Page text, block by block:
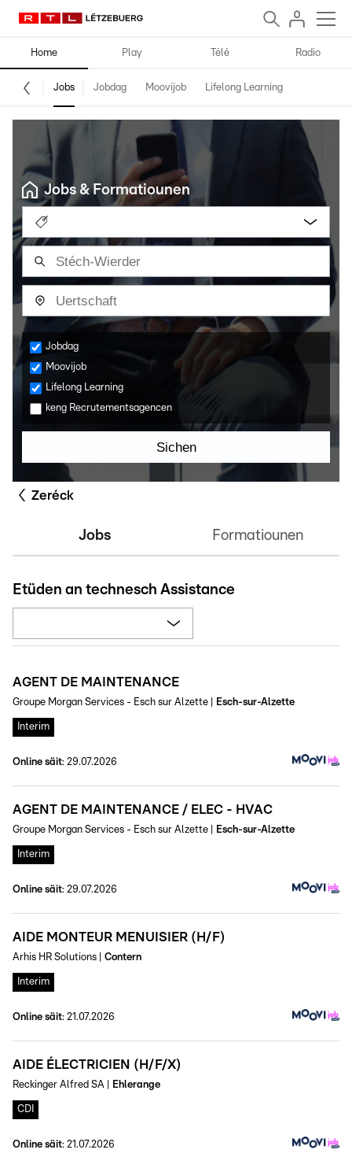
Home Play Télé Radio
Jobs Jobdag Moovijob Lifelong Learning
Jobs & Formatiounen
Jobdag
Moovijob
Lifelong Learning
keng Recrutementsagencen
Sichen
Zeréck
Jobs Formatiounen
Etüden an technesch Assistance
AGENT DE MAINTENANCE
Groupe Morgan Services - Esch sur Alzette Esch-sur-Alzette
Interim
Online säit: 29.07.2026
AGENT DE MAINTENANCE / ELEC - HVAC
Groupe Morgan Services - Esch sur Alzette Esch-sur-Alzette
Interim
Online säit: 29.07.2026
AIDE MONTEUR MENUISIER (H/F)
Arhis HR Solutions Contern
Interim
Online säit: 21.07.2026
AIDE ÉLECTRICIEN (H/F/X)
Reckinger Alfred SA Ehlerange
CDI
Online säit: 21.07.2026